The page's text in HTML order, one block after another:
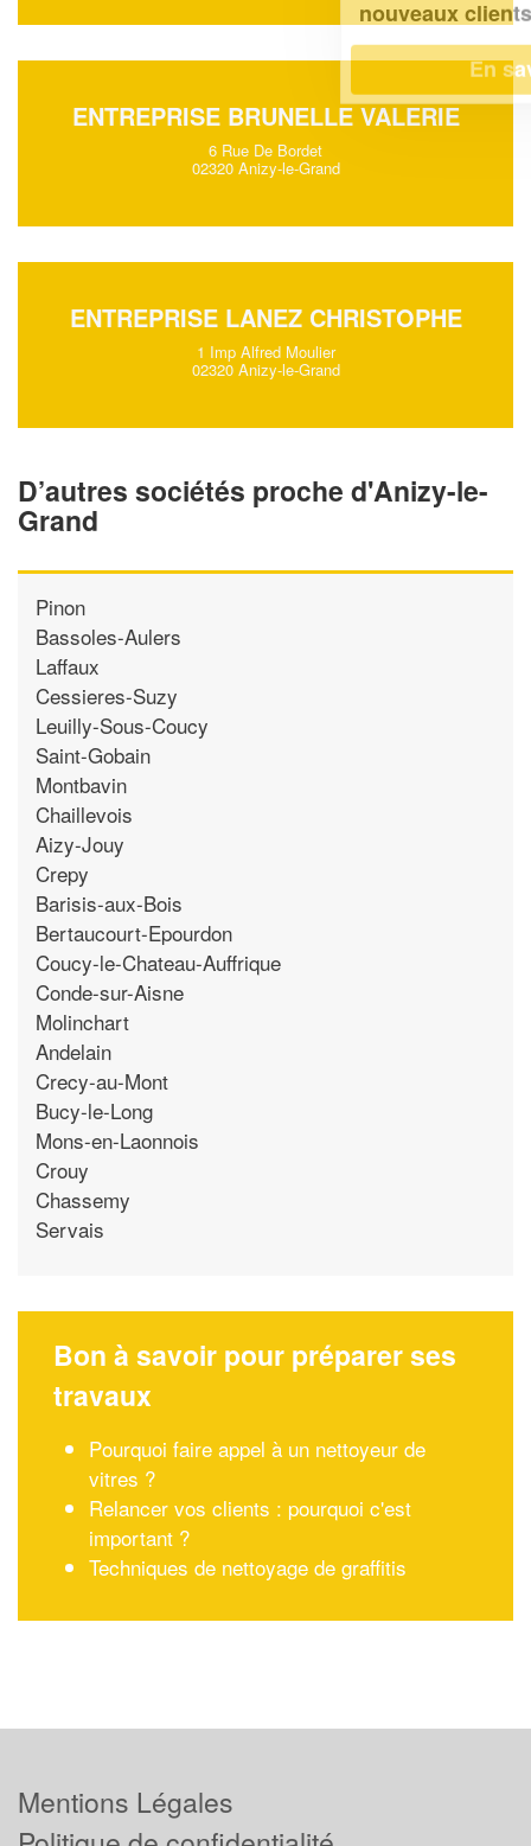
ENTREPRISE BRUNELLE VALERIE
6 Rue De Bordet
02320 Anizy-le-Grand
ENTREPRISE LANEZ CHRISTOPHE
1 Imp Alfred Moulier
02320 Anizy-le-Grand
D’autres sociétés proche d'Anizy-le-
Grand
Pinon
Bassoles-Aulers
Laffaux
Cessieres-Suzy
Leuilly-Sous-Coucy
Saint-Gobain
Montbavin
Chaillevois
Aizy-Jouy
Crepy
Barisis-aux-Bois
Bertaucourt-Epourdon
Coucy-le-Chateau-Auffrique
Conde-sur-Aisne
Molinchart
Andelain
Crecy-au-Mont
Bucy-le-Long
Mons-en-Laonnois
Crouy
Chassemy
Servais
Bon à savoir pour préparer ses
travaux
Pourquoi faire appel à un nettoyeur de
vitres ?
Relancer vos clients : pourquoi c'est
important ?
Techniques de nettoyage de graffitis
En savoir plus
Mentions Légales